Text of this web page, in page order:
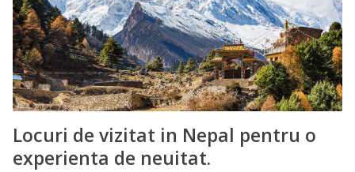
Locuri de vizitat in Nepal pentru o
experienta de neuitat.